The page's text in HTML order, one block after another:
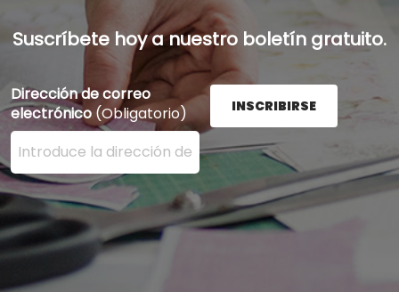
Suscríbete hoy a nuestro boletín gratuito.
Dirección de correo
electrónico (Obligatorio)
Ingrese su dirección de correo electrónico aquí y
INSCRIBIRSE